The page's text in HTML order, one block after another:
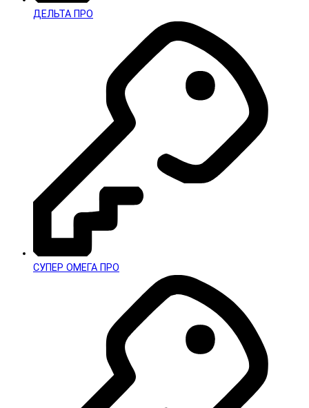
ДЕЛЬТА ПРО
СУПЕР ОМЕГА ПРО